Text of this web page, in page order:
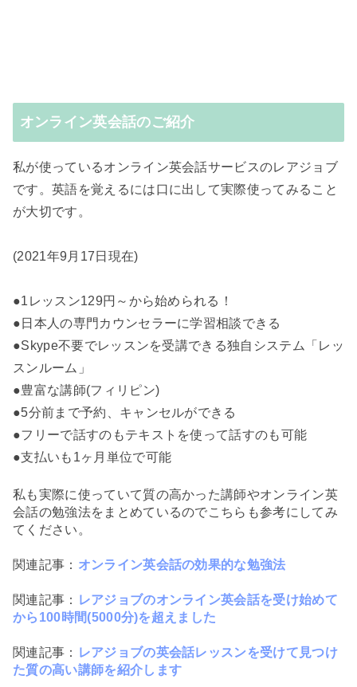
オンライン英会話のご紹介
私が使っているオンライン英会話サービスのレアジョブ
です。英語を覚えるには口に出して実際使ってみること
が大切です。
(2021年9月17日現在)
●1レッスン129円～から始められる！
●日本人の専門カウンセラーに学習相談できる
●Skype不要でレッスンを受講できる独自システム「レッ
スンルーム」
●豊富な講師(フィリピン)
●5分前まで予約、キャンセルができる
●フリーで話すのもテキストを使って話すのも可能
●支払いも1ヶ月単位で可能
私も実際に使っていて質の高かった講師やオンライン英
会話の勉強法をまとめているのでこちらも参考にしてみ
てください。
関連記事： オンライン英会話の効果的な勉強法
関連記事： レアジョブのオンライン英会話を受け始めて
から100時間(5000分)を超えました
関連記事： レアジョブの英会話レッスンを受けて見つけ
た質の高い講師を紹介します